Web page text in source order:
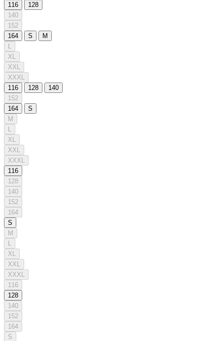
116
128
140
152
164
S
M
XL
XXL
XXXL
116
128
140
152
164
S
M
XL
XXL
XXXL
116
128
140
152
164
S
M
XL
XXL
XXXL
116
128
140
152
164
S